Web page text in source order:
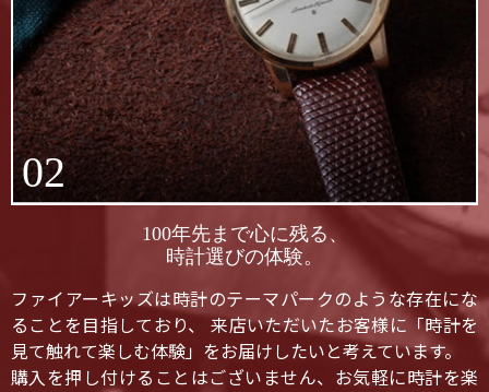
02
100年先まで心に残る、
時計選びの体験。
ファイアーキッズは時計のテーマパークのような存在にな
ることを目指しており、 来店いただいたお客様に「時計を
見て触れて楽しむ体験」をお届けしたいと考えています。
購入を押し付けることはございません、お気軽に時計を楽